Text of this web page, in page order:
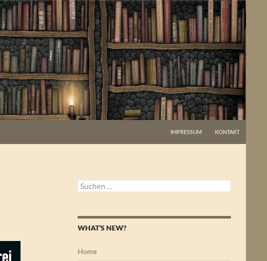
IMPRESSUM KONTAKT
Suchen
nach:
WHAT’S NEW?
Home